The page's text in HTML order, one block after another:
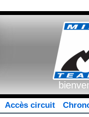
Accès circuit